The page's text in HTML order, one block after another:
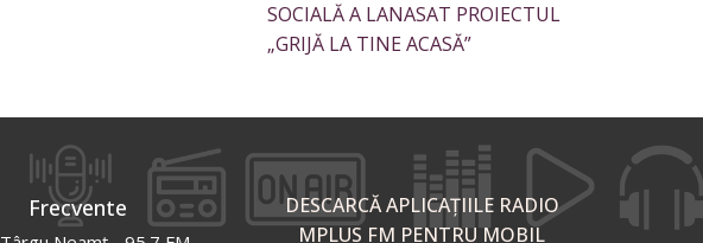
SOCIALĂ A LANASAT PROIECTUL
„GRIJĂ LA TINE ACASĂ”
Frecvente
DESCARCĂ APLICAȚIILE RADIO
MPLUS FM PENTRU MOBIL